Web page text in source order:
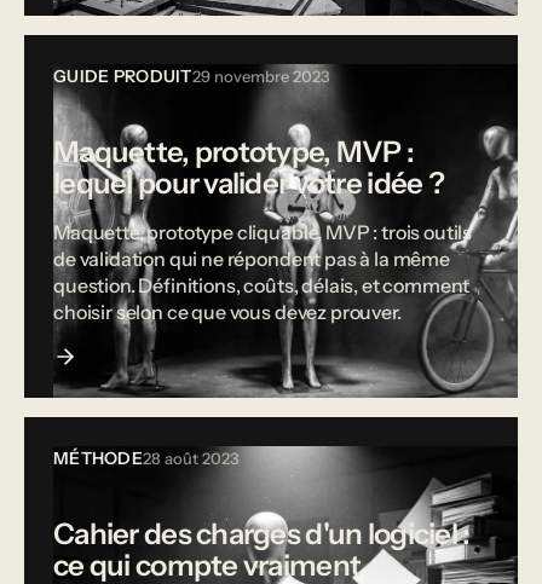
GUIDE PRODUIT29 novembre 2023
Maquette, prototype, MVP :
lequel pour valider votre idée ?
Maquette, prototype cliquable, MVP : trois outils
de validation qui ne répondent pas à la même
question. Définitions, coûts, délais, et comment
choisir selon ce que vous devez prouver.
MÉTHODE28 août 2023
Cahier des charges d'un logiciel :
ce qui compte vraiment